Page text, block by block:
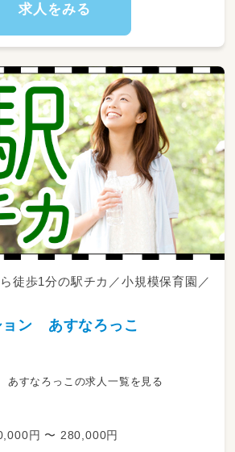
求人をみる
ら徒歩1分の駅チカ／小規模保育園／
ョン あすなろっこ
すなろっこの求人一覧を見る
円 〜 280,000円